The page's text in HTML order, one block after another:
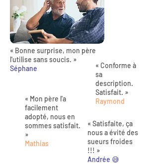
« Bonne surprise, mon père
l'utilise sans soucis. »
Séphane
« Mon père l'a
facilement
adopté, nous en
sommes satisfait.
»
Mathias
« Conforme à
sa
description.
Satisfait. »
Raymond
« Satisfaite, ça
nous a évité des
sueurs froides
!!! »
Andrée 😅